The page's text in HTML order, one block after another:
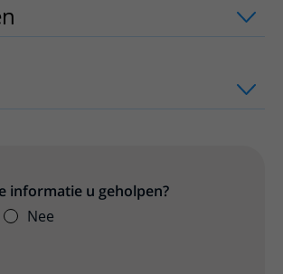
uitklapper, klik om te
klik om te openen
informatie u geholpen?
Nee